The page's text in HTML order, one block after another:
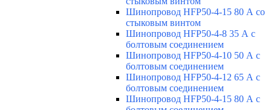
Шинопровод HFP50-4-15 80 А со
стыковым винтом
Шинопровод HFP50-4-8 35 А с
болтовым соединением
Шинопровод HFP50-4-10 50 А с
болтовым соединением
Шинопровод HFP50-4-12 65 А с
болтовым соединением
Шинопровод HFP50-4-15 80 А с